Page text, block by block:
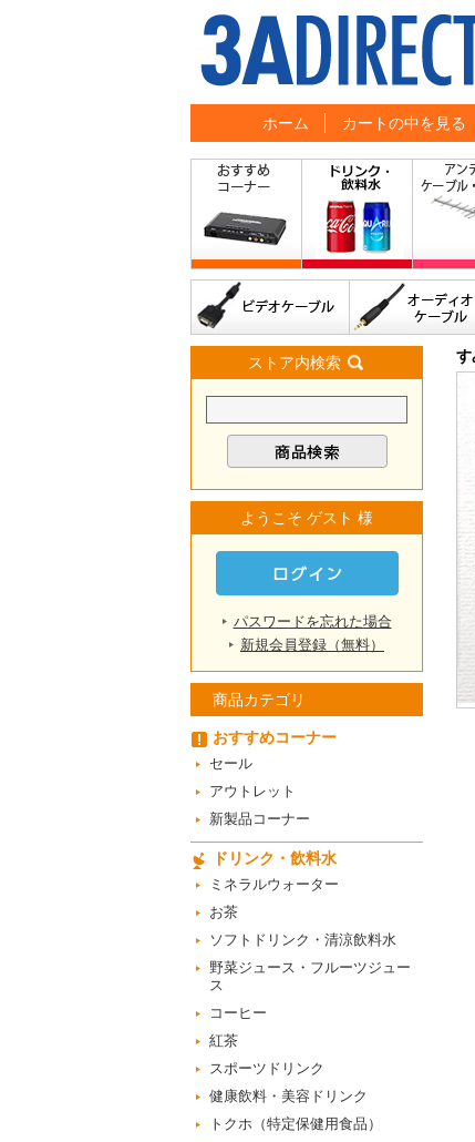
ホーム カートの中を見る
ストア内検索
ようこそ ゲスト 様
パスワードを忘れた場合
新規会員登録（無料）
商品カテゴリ
おすすめコーナー
セール
アウトレット
新製品コーナー
ドリンク・飲料水
ミネラルウォーター
お茶
ソフトドリンク・清涼飲料水
野菜ジュース・フルーツジュー
ス
コーヒー
紅茶
スポーツドリンク
健康飲料・美容ドリンク
トクホ（特定保健用食品）
す